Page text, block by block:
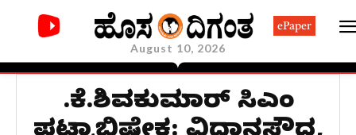
August 10, 2026
ePaper
ಡಿ.ಕೆ.ಶಿವಕುಮಾರ್ ಸಿಎಂ